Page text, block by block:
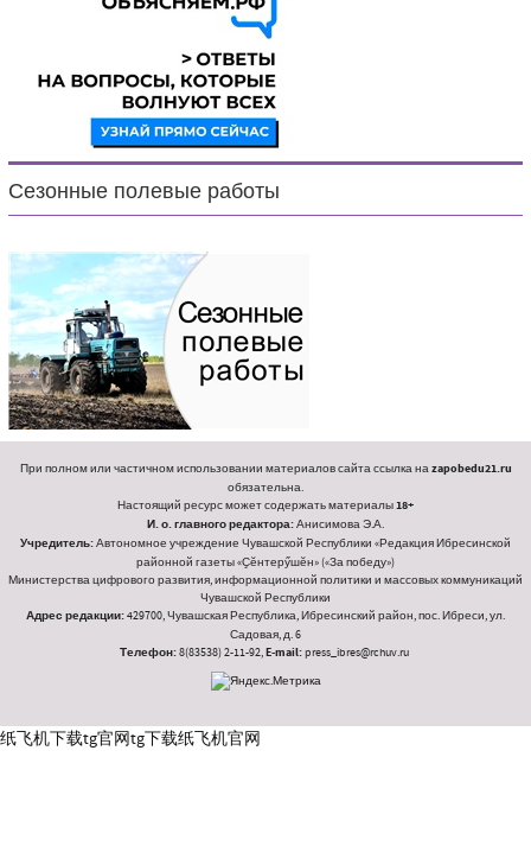
Сезонные полевые работы
При полном или частичном использовании материалов сайта ссылка наzapobedu21.ru
обязательна.
Настоящий ресурс может содержать материалы18+
И. о. главного редактора:Анисимова Э.А.
Учредитель:Автономное учреждение Чувашской Республики «Редакция Ибресинской
районной газеты «Ҫӗнтерӳшӗн» («За победу»)
Министерства цифрового развития, информационной политики и массовых коммуникаций
Чувашской Республики
Адрес редакции:429700, Чувашская Республика, Ибресинский район, пос. Ибреси, ул.
Садовая, д. 6
Телефон:8(83538) 2-11-92,E-mail:press_ibres@rchuv.ru
纸飞机下载tg官网tg下载纸飞机官网